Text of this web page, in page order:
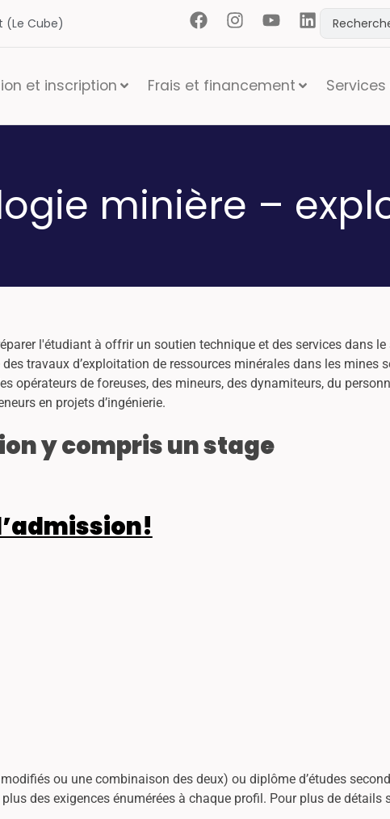
(Le Cube)
et inscription Frais et financement
minière –
l'étudiant à offrir un soutien technique et des services dans le
travaux d’exploitation de ressources minérales dans les mines
opérateurs de foreuses, des mineurs, des dynamiteurs, du
en projets d’ingénierie.
y compris un stage
ou une combinaison des deux) ou diplôme d’études
des exigences énumérées à chaque profil. Pour plus de détails